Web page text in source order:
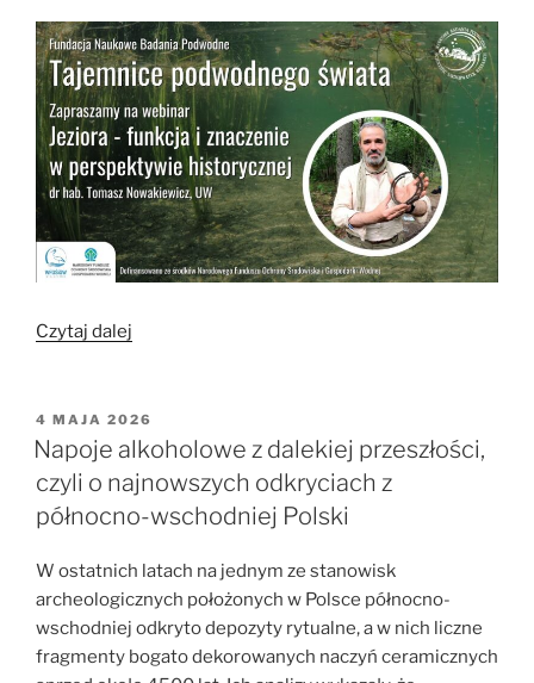
Czytaj dalej
i
znaczenie
w
perspektywie
historycznej”
OPUBLIKOWANE
W
4 MAJA 2026
Napoje alkoholowe z dalekiej przeszłości,
czyli o najnowszych odkryciach z
północno-wschodniej Polski
W ostatnich latach na jednym ze stanowisk
archeologicznych położonych w Polsce północno-
wschodniej odkryto depozyty rytualne, a w nich liczne
fragmenty bogato dekorowanych naczyń ceramicznych